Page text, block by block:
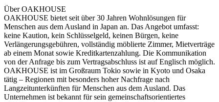
Über OAKHOUSE
OAKHOUSE bietet seit über 30 Jahren Wohnlösungen für
Menschen aus dem Ausland in Japan an. Das Angebot umfasst:
keine Kaution, kein Schlüsselgeld, keinen Bürgen, keine
Verlängerungsgebühren, vollständig möblierte Zimmer, Mietverträge
ab einem Monat sowie Kreditkartenzahlung. Die Kommunikation
von der Anfrage bis zum Vertragsabschluss ist auf Englisch möglich.
OAKHOUSE ist im Großraum Tokio sowie in Kyoto und Osaka
tätig – Regionen mit besonders hoher Nachfrage nach
Langzeitunterkünften für Menschen aus dem Ausland. Das
Unternehmen ist bekannt für sein gemeinschaftsorientiertes